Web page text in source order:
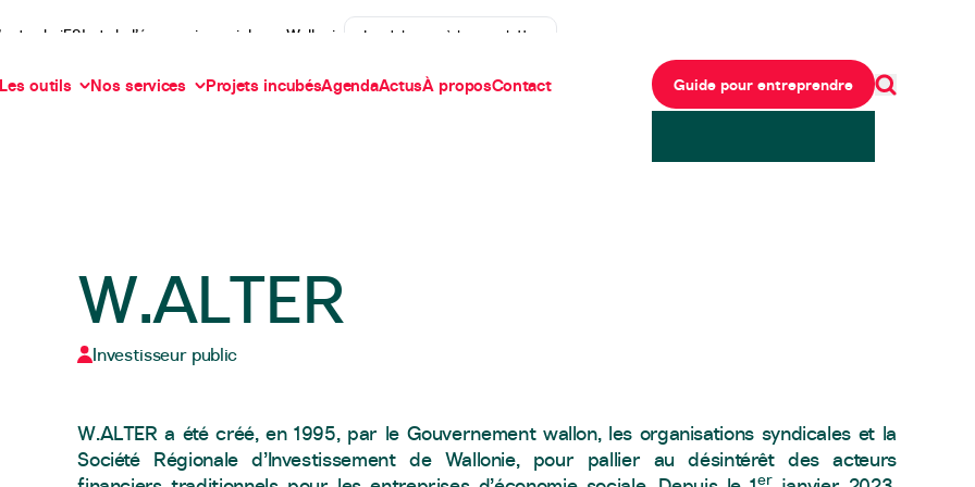
Les outils Nos services Projets incubésAgendaActusÀ proposContact Guide pour entreprendre
de iES! et de l’économie sociale en Wallonie Je m'abonne à la newsletter
W.ALTER
Investisseur public
W.ALTER a été créé, en 1995, par le Gouvernement wallon, les organisations syndicales et la
Société Régionale d’Investissement de Wallonie, pour pallier au désintérêt des acteurs
er